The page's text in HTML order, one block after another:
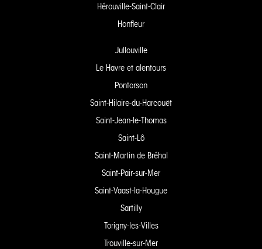
Hérouville-Saint-Clair
Honfleur
Jullouville
Le Havre et alentours
Pontorson
Saint-Hilaire-du-Harcouët
Saint-Jean-le-Thomas
Saint-Lô
Saint-Martin de Bréhal
Saint-Pair-sur-Mer
Saint-Vaast-la-Hougue
Sartilly
Torigny-les-Villes
Trouville-sur-Mer